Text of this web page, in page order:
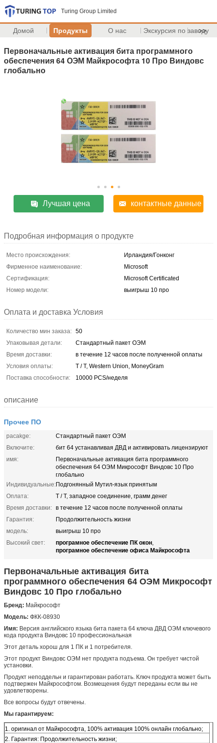
Turing Group Limited
Домой Продукты О нас Экскурсия по заводу
>>
Первоначальные активация бита программного
обеспечения 64 ОЭМ Майкрософта 10 Про Виндовс
глобально
Лучшая цена контактные данные
Подробная информация о продукте
Место происхождения:
Ирландия/Гонконг
Фирменное наименование:
Microsoft
Сертификация:
Microsoft Certificated
Номер модели:
выигрыш 10 про
Оплата и доставка Условия
Количество мин заказа: 50
Упаковывая детали:
Стандартный пакет ОЭМ
Время доставки:
в течение 12 часов после полученной оплаты
Условия оплаты:
T / T, Western Union, MoneyGram
Поставка способности:
10000 PCS/неделя
описание
Прочее ПО
pacakge:
Стандартный пакет ОЭМ
Включите:
бит 64 устанавливая ДВД и активировать лицензируют
имя:
Первоначальные активация бита программного
обеспечения 64 ОЭМ Микрософт Виндовс 10 Про
глобально
Индивидуальные:Подгонянный Мутил-язык принятым
Оплата:
T / Т, западное соединение, грамм денег
Время доставки: в течение 12 часов после полученной оплаты
Гарантия:
Продолжительность жизни
модель:
выигрыш 10 про
Высокий свет:
програмное обеспечение ПК окон,
програмное обеспечение офиса Майкрософта
Первоначальные активация бита
программного обеспечения 64 ОЭМ Микрософт
Виндовс 10 Про глобально
Бренд: Майкрософт
Модель: ФКК-08930
Имя: Версия английского языка бита пакета 64 ключа ДВД ОЭМ ключевого
кода продукта Виндовс 10 профессиональная
Этот деталь хорош для 1 ПК и 1 потребителя.
Этот продукт Виндовс ОЭМ нет продукта подъема. Он требует чистой
установки.
Продукт неподдельн и гарантирован работать. Ключ продукта может быть
подтвержен Майкрософтом. Возмещения будут переданы если вы не
удовлетворены.
Все вопросы будут отвечены.
Мы гарантируем:
1. оригинал от Майкрософта, 100% активация 100% онлайн глобально;
2. Гарантия: Продолжительность жизни;